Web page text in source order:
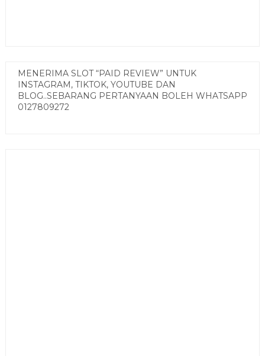
MENERIMA SLOT “PAID REVIEW” UNTUK
INSTAGRAM, TIKTOK, YOUTUBE DAN
BLOG..SEBARANG PERTANYAAN BOLEH WHATSAPP
0127809272